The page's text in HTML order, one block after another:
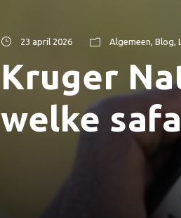
23 april 2026 Algemeen Blog
Kruger
welke